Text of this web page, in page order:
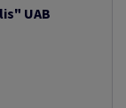
UAB